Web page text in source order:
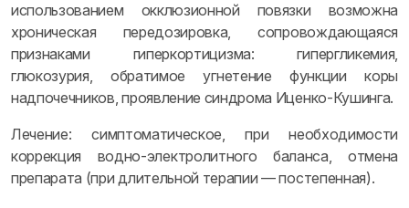
использованием окклюзионной повязки возможна
хроническая передозировка, сопровождающаяся
признаками гиперкортицизма: гипергликемия,
глюкозурия, обратимое угнетение функции коры
надпочечников, проявление синдрома Иценко-Кушинга.
Лечение: симптоматическое, при необходимости
коррекция водно-электролитного баланса, отмена
препарата (при длительной терапии — постепенная).